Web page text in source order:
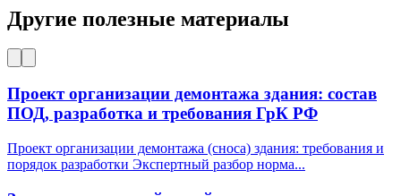
Другие полезные материалы
Проект организации демонтажа здания: состав
ПОД, разработка и требования ГрК РФ
Проект организации демонтажа (сноса) здания: требования и
порядок разработки Экспертный разбор норма...